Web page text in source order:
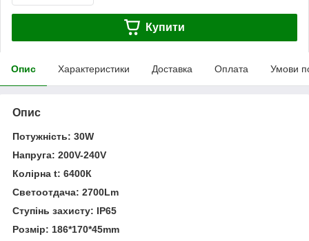
Купити
Опис Характеристики Доставка Оплата Умови
Опис
Потужність: 30W
Напруга: 200V-240V
Колірна t: 6400К
Светоотдача: 2700Lm
Ступінь захисту: IP65
Розмір: 186*170*45mm